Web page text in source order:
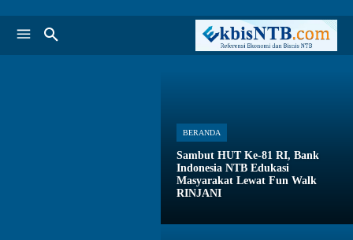
BERANDA
Sambut HUT Ke-81 RI, Bank
Indonesia NTB Edukasi
Masyarakat Lewat Fun Walk
RINJANI